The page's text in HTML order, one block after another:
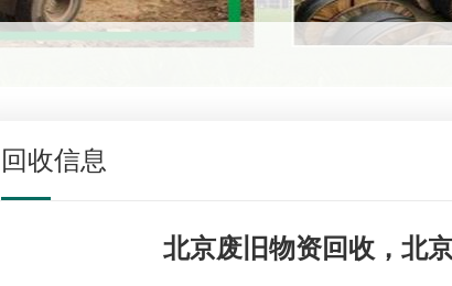
回收信息
北京废旧物资回收，北